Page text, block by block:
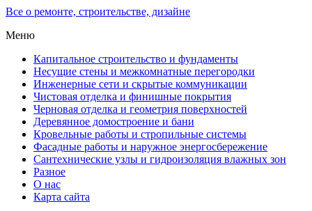
Все о ремонте, строительстве, дизайне
Меню
Капитальное строительство и фундаменты
Несущие стены и межкомнатные перегородки
Инженерные сети и скрытые коммуникации
Чистовая отделка и финишные покрытия
Черновая отделка и геометрия поверхностей
Деревянное домостроение и бани
Кровельные работы и стропильные системы
Фасадные работы и наружное энергосбережение
Сантехнические узлы и гидроизоляция влажных зон
Разное
О нас
Карта сайта